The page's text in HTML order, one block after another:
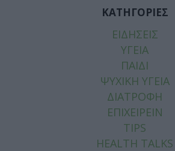
ΚΑΤΗΓΟΡΙΕΣ
ΕΙΔΗΣΕΙΣ
ΥΓΕΙΑ
ΠΑΙΔΙ
ΨΥΧΙΚΗ ΥΓΕΙΑ
ΔΙΑΤΡΟΦΗ
ΕΠΙΧΕΙΡΕΙΝ
TIPS
HEALTH TALKS